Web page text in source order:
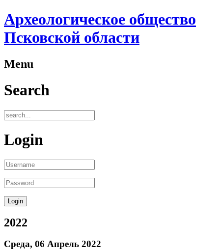
Археологическое общество
Псковской области
Menu
Search
Login
2022
Среда, 06 Апрель 2022